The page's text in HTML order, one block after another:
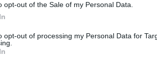
opt-out of the Sale of my Personal Data.
opt-out of processing my Personal Data for
3
Mirage